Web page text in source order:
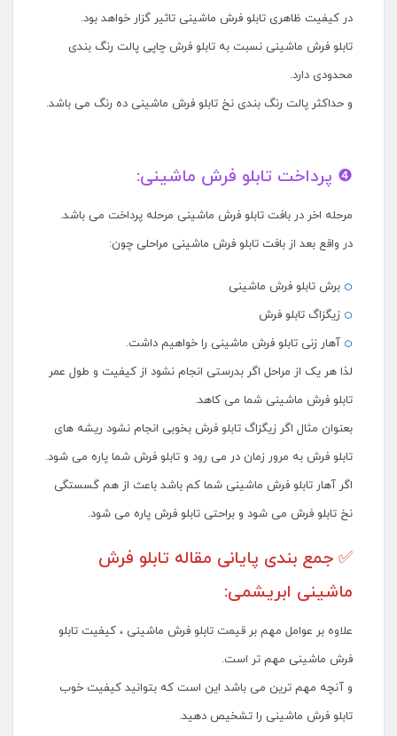
در کیفیت ظاهری تابلو فرش ماشینی تاثیر گزار خواهد بود.
تابلو فرش ماشینی نسبت به تابلو فرش چاپی پالت رنگ بندی
محدودی دارد.
و حداکثر پالت رنگ بندی نخ تابلو فرش ماشینی ده رنگ می باشد.
❹ پرداخت تابلو فرش ماشینی:
مرحله اخر در بافت تابلو فرش ماشینی مرحله پرداخت می باشد.
در واقع بعد از بافت تابلو فرش ماشینی مراحلی چون:
برش تابلو فرش ماشینی
زیگزاگ تابلو فرش
آهار زنی تابلو فرش ماشینی را خواهیم داشت.
لذا هر یک از مراحل اگر بدرستی انجام نشود از کیفیت و طول عمر
تابلو فرش ماشینی شما می کاهد.
بعنوان مثال اگر زیگزاگ تابلو فرش بخوبی انجام نشود ریشه های
تابلو فرش به مرور زمان در می رود و تابلو فرش شما پاره می شود.
اگر آهار تابلو فرش ماشینی شما کم باشد باعث از هم گسستگی
نخ تابلو فرش می شود و براحتی تابلو فرش پاره می شود.
✅ جمع بندی پایانی مقاله تابلو فرش
ماشینی ابریشمی:
علاوه بر عوامل مهم بر قیمت تابلو فرش ماشینی ، کیفیت تابلو
فرش ماشینی مهم تر است.
و آنچه مهم ترین می باشد این است که بتوانید کیفیت خوب
تابلو فرش ماشینی را تشخیص دهید.